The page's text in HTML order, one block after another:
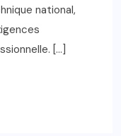
national,
[…]